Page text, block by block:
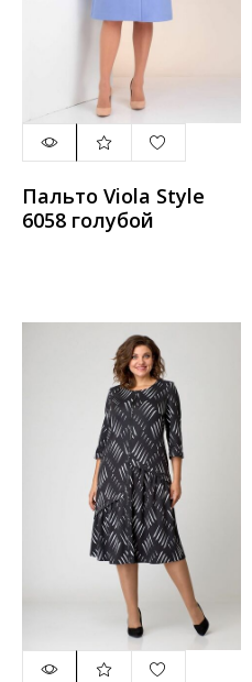
Пальто Viola Style
6058 голубой